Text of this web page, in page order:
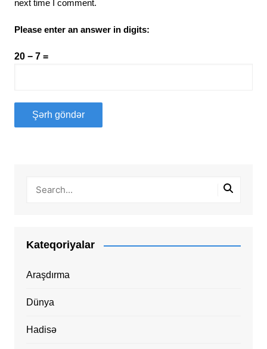
next time I comment.
Please enter an answer in digits:
20 − 7 =
Kateqoriyalar
Araşdırma
Dünya
Hadisə